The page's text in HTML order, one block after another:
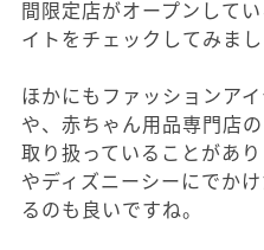
間限定店がオープンして
イトをチェックしてみまし
ほかにもファッションア
や、赤ちゃん用品専門店
取り扱っていることがあ
やディズニーシーにでか
るのも良いですね。